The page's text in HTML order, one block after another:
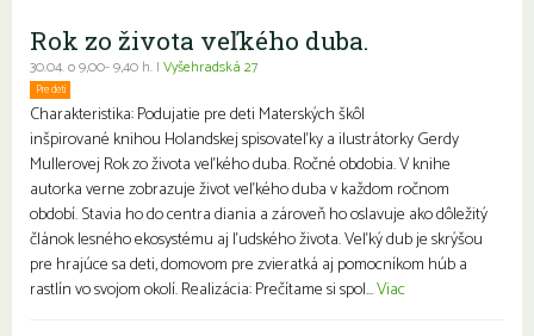
Rok zo života veľkého duba.
30.04. o 9,00- 9,40 h. | Vyšehradská 27
Pre deti
Charakteristika: Podujatie pre deti Materských škôl
inšpirované knihou Holandskej spisovateľky a ilustrátorky Gerdy
Mullerovej Rok zo života veľkého duba. Ročné obdobia. V knihe
autorka verne zobrazuje život veľkého duba v každom ročnom
období. Stavia ho do centra diania a zároveň ho oslavuje ako dôležitý
článok lesného ekosystému aj ľudského života. Veľký dub je skrýšou
pre hrajúce sa deti, domovom pre zvieratká aj pomocníkom húb a
rastlín vo svojom okolí. Realizácia: Prečítame si spol...Viac